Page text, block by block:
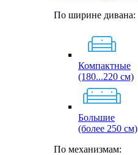
По ширине дивана:
Компактные
(180...220 см)
Большие
(более 250 см)
По механизмам: